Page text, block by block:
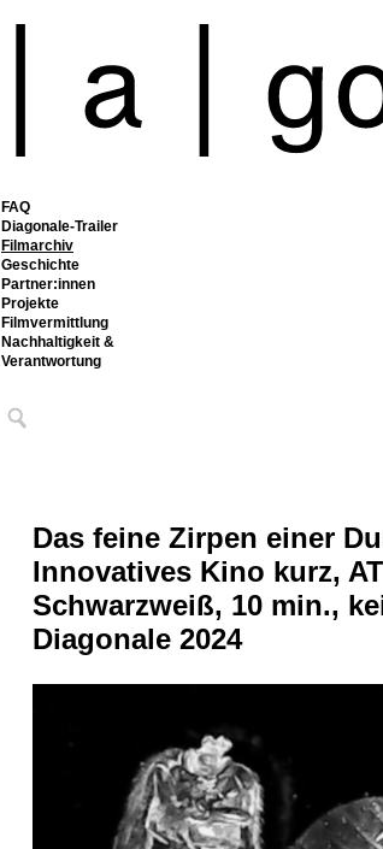
FAQ
Diagonale-Trailer
Filmarchiv
Geschichte
Partner:innen
Projekte
Filmvermittlung
Nachhaltigkeit &
Verantwortung
Das feine Zirpen einer
Innovatives Kino kurz,
Schwarzweiß, 10 min.,
Diagonale 2024